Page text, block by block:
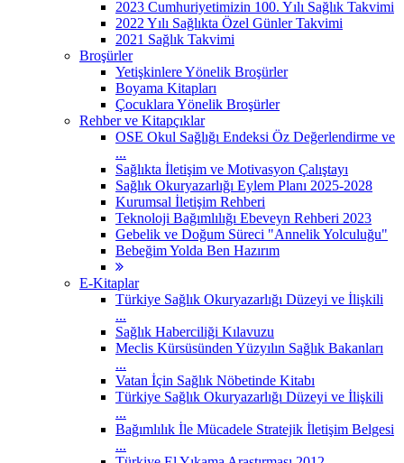
2023 Cumhuriyetimizin 100. Yılı Sağlık Takvimi
2022 Yılı Sağlıkta Özel Günler Takvimi
2021 Sağlık Takvimi
Broşürler
Yetişkinlere Yönelik Broşürler
Boyama Kitapları
Çocuklara Yönelik Broşürler
Rehber ve Kitapçıklar
OSE Okul Sağlığı Endeksi Öz Değerlendirme ve
...
Sağlıkta İletişim ve Motivasyon Çalıştayı
Sağlık Okuryazarlığı Eylem Planı 2025-2028
Kurumsal İletişim Rehberi
Teknoloji Bağımlılığı Ebeveyn Rehberi 2023
Gebelik ve Doğum Süreci "Annelik Yolculuğu"
Bebeğim Yolda Ben Hazırım
E-Kitaplar
Türkiye Sağlık Okuryazarlığı Düzeyi ve İlişkili
...
Sağlık Haberciliği Kılavuzu
Meclis Kürsüsünden Yüzyılın Sağlık Bakanları
...
Vatan İçin Sağlık Nöbetinde Kitabı
Türkiye Sağlık Okuryazarlığı Düzeyi ve İlişkili
...
Bağımlılık İle Mücadele Stratejik İletişim Belgesi
...